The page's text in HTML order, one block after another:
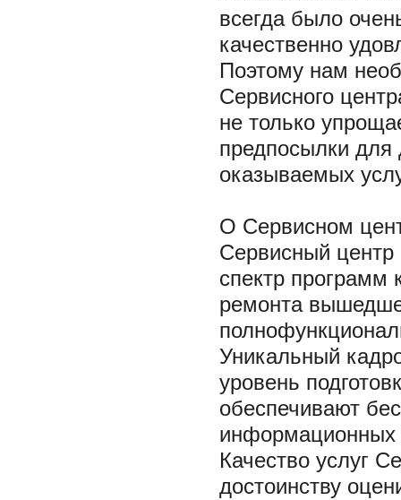
всегда было
качественно
Поэтому нам
Сервисного
не только
предпосылки для
оказываемых
О Сервисном
Сервисный
спектр программ
ремонта
Уникальный
уровень
обеспечивают
информационных
Качество услуг
достоинству